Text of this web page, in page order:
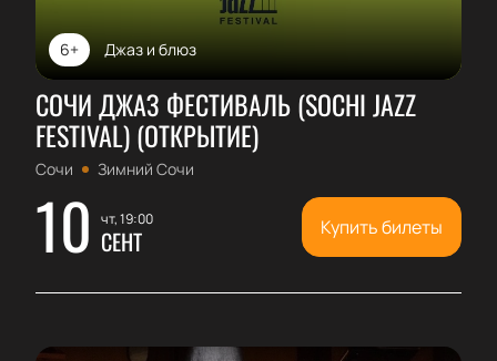
Джаз и блюз
6+
СОЧИ ДЖАЗ ФЕСТИВАЛЬ (SOCHI JAZZ
FESTIVAL) (ОТКРЫТИЕ)
Сочи Зимний Сочи
10 чт, 19:00
СЕНТ Купить билеты